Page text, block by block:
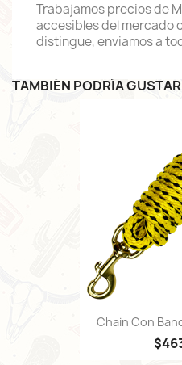
Trabajamos precios de
accesibles del mercado
distingue, enviamos a
TAMBIÉN PODRÍA
Chain Con